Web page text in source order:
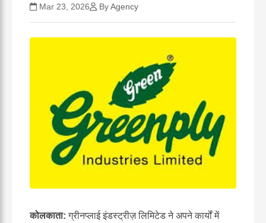
Mar 23, 2026 ByAgency
कोलकाता: ग्रीनप्लाई इंडस्ट्रीज़ लिमिटेड ने अपने कार्यों में